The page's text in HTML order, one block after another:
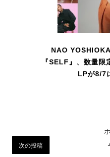
NAO
『SELF』、数量
LPが8/7
次の投稿